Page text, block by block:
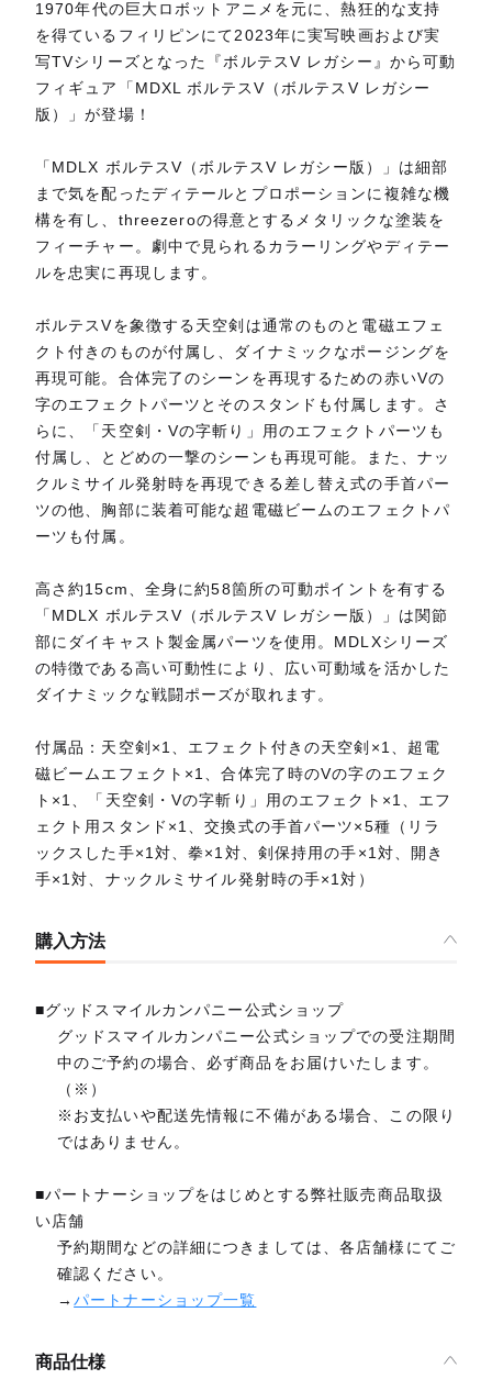
1970年代の巨大ロボットアニメを元に、熱狂的な支持
を得ているフィリピンにて2023年に実写映画および実
写TVシリーズとなった『ボルテスV レガシー』から可動
フィギュア「MDXL ボルテスV（ボルテスV レガシー
版）」が登場！
「MDLX ボルテスV（ボルテスV レガシー版）」は細部
まで気を配ったディテールとプロポーションに複雑な機
構を有し、threezeroの得意とするメタリックな塗装を
フィーチャー。劇中で見られるカラーリングやディテー
ルを忠実に再現します。
ボルテスVを象徴する天空剣は通常のものと電磁エフェ
クト付きのものが付属し、ダイナミックなポージングを
再現可能。合体完了のシーンを再現するための赤いVの
字のエフェクトパーツとそのスタンドも付属します。さ
らに、「天空剣・Vの字斬り」用のエフェクトパーツも
付属し、とどめの一撃のシーンも再現可能。また、ナッ
クルミサイル発射時を再現できる差し替え式の手首パー
ツの他、胸部に装着可能な超電磁ビームのエフェクトパ
ーツも付属。
高さ約15cm、全身に約58箇所の可動ポイントを有する
「MDLX ボルテスV（ボルテスV レガシー版）」は関節
部にダイキャスト製金属パーツを使用。MDLXシリーズ
の特徴である高い可動性により、広い可動域を活かした
ダイナミックな戦闘ポーズが取れます。
付属品：天空剣×1、エフェクト付きの天空剣×1、超電
磁ビームエフェクト×1、合体完了時のVの字のエフェク
ト×1、「天空剣・Vの字斬り」用のエフェクト×1、エフ
ェクト用スタンド×1、交換式の手首パーツ×5種（リラ
ックスした手×1対、拳×1対、剣保持用の手×1対、開き
手×1対、ナックルミサイル発射時の手×1対）
購入方法
■グッドスマイルカンパニー公式ショップ
グッドスマイルカンパニー公式ショップでの受注期間
中のご予約の場合、必ず商品をお届けいたします。
（※）
※お支払いや配送先情報に不備がある場合、この限り
ではありません。
■パートナーショップをはじめとする弊社販売商品取扱
い店舗
予約期間などの詳細につきましては、各店舗様にてご
確認ください。
→パートナーショップ一覧
商品仕様